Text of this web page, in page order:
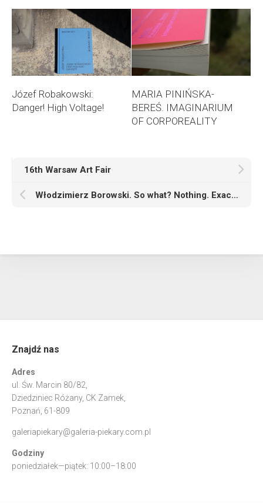
Józef Robakowski:
Danger! High Voltage!
MARIA PINIŃSKA-
BEREŚ. IMAGINARIUM
OF CORPOREALITY
16th Warsaw Art Fair
Włodzimierz Borowski. So what? Nothing. Exactly
Znajdź nas
Adres
ul. Św. Marcin 80/82,
Dziedziniec Różany, CK Zamek,
Poznań, 61-809
galeriapiekary@galeria-piekary.com.pl
Godziny
poniedziałek—piątek: 10:00–18:00